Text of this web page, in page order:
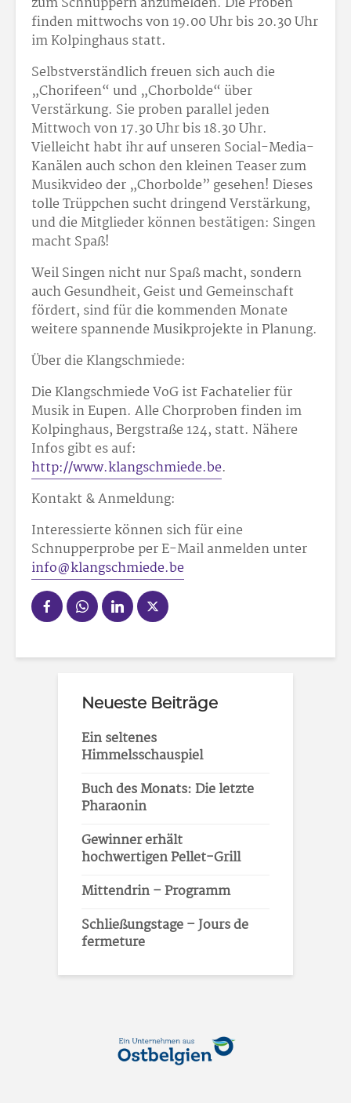
finden mittwochs von 19.00 Uhr bis 20.30 Uhr
im Kolpinghaus statt.
Selbstverständlich freuen sich auch die
„Chorifeen“ und „Chorbolde“ über
Verstärkung. Sie proben parallel jeden
Mittwoch von 17.30 Uhr bis 18.30 Uhr.
Vielleicht habt ihr auf unseren Social-Media-
Kanälen auch schon den kleinen Teaser zum
Musikvideo der „Chorbolde” gesehen! Dieses
tolle Trüppchen sucht dringend Verstärkung,
und die Mitglieder können bestätigen: Singen
macht Spaß!
Weil Singen nicht nur Spaß macht, sondern
auch Gesundheit, Geist und Gemeinschaft
fördert, sind für die kommenden Monate
weitere spannende Musikprojekte in Planung.
Über die Klangschmiede:
Die Klangschmiede VoG ist Fachatelier für
Musik in Eupen. Alle Chorproben finden im
Kolpinghaus, Bergstraße 124, statt. Nähere
Infos gibt es auf:
http://www.klangschmiede.be.
Kontakt & Anmeldung:
Interessierte können sich für eine
Schnupperprobe per E-Mail anmelden unter
info@klangschmiede.be
Neueste Beiträge
Ein seltenes
Himmelsschauspiel
Buch des Monats: Die letzte
Pharaonin
Gewinner erhält
hochwertigen Pellet-Grill
Mittendrin – Programm
Schließungstage – Jours de
fermeture